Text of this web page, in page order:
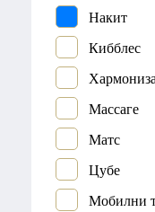
Накит
Кибблес
Массаге
Матс
Цубе
Мобилни